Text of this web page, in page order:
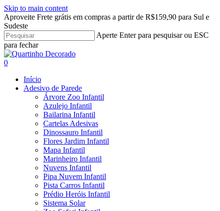
Skip to main content
Aproveite Frete grátis em compras a partir de R$159,90 para Sul e
Sudeste
Aperte Enter para pesquisar ou ESC
para fechar
Close
Search
search
account
0
Início
Adesivo de Parede
Árvore Zoo Infantil
Azulejo Infantil
Bailarina Infantil
Cartelas Adesivas
Dinossauro Infantil
Flores Jardim Infantil
Mapa Infantil
Marinheiro Infantil
Nuvens Infantil
Pipa Nuvem Infantil
Pista Carros Infantil
Prédio Heróis Infantil
Sistema Solar